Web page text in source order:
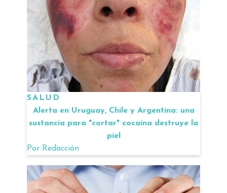
SALUD
Alerta en Uruguay, Chile y Argentina: una
sustancia para "cortar" cocaína destruye la
piel
Por Redacción